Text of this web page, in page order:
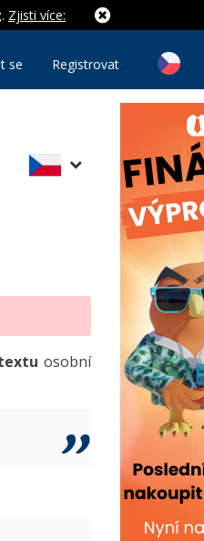
. Zjisti více:
se Registrovat
osobní